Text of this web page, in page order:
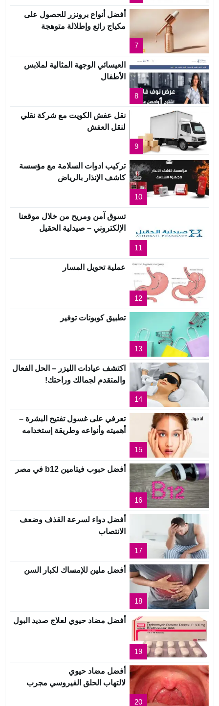
7
أفضل أنواع برونزر للحصول على
مكياج رائع وإطلالة متوهجة
8
العيسائي الوجهة المثالية لملابس
الأطفال
9
نقل عفش الكويت مع شركة نقلي
لنقل العفش
10
تركيب ادوات السلامة مع مؤسسة
كاشف الإنذار بالرياض
11
تسوق آمن ومريح من خلال موقعنا
الإلكتروني – صيدلية الحقيل
12
عملية تحويل المسار
13
تطبيق كوبونات توفير
14
اكتشف عيادات الليزر – الحل الفعال
والمتقدم لجمالك وراحتك!
15
تعرفي على غسول تفتيح البشرة –
أهميته وأنواعه وطريقة إستخدامه
16
أفضل حبوب فيتامين b12 في مصر
17
أفضل دواء لسرعة القذف وضعف
الانتصاب
18
أفضل ملين للإمساك لكبار السن
19
أفضل مضاد حيوي لعلاج صديد البول
20
أفضل مضاد حيوي
لالتهاب الحلق الفيروسي مجرب